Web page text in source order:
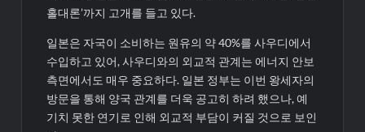
홀대론’까지 고개를 들고 있다.
일본은 자국이 소비하는 원유의 약 40%를 사우디에서
수입하고 있어, 사우디와의 외교적 관계는 에너지 안보
측면에서도 매우 중요하다. 일본 정부는 이번 왕세자의
방문을 통해 양국 관계를 더욱 공고히 하려 했으나, 예
기치 못한 연기로 인해 외교적 부담이 커질 것으로 보인